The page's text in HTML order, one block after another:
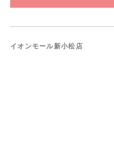
イオンモール新小松店